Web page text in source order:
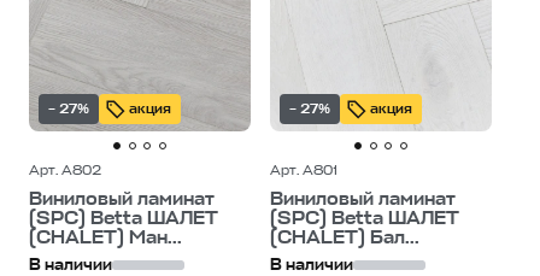
– 27% акция
Арт. A802
Виниловый ламинат
(SPC) Betta ШАЛЕТ
(CHALET) Ман...
В наличии
– 27% акция
Арт. A801
Виниловый ламинат
(SPC) Betta ШАЛЕТ
(CHALET) Бал...
В наличии